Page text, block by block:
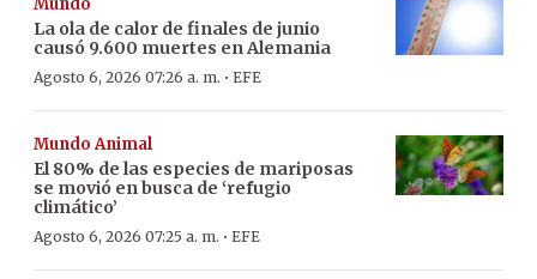
La ola de calor de finales de junio
causó 9.600 muertes en Alemania
Agosto 6, 2026 07:26 a. m. · EFE
Mundo Animal
El 80% de las especies de mariposas
se movió en busca de ‘refugio
climático’
Agosto 6, 2026 07:25 a. m. · EFE